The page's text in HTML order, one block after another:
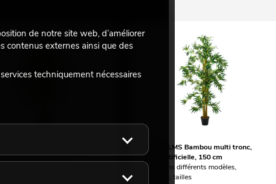
180 cm
EUROPALMS Bambou multi tronc,
plante artificielle, 150 cm
article dans différents modèles,
longueurs, tailles
de notre site web, d’améliorer
contenus externes ainsi que des
techniquement nécessaires